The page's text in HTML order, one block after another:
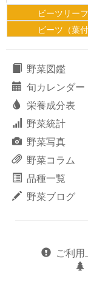
ビーツリー
ビーツ（葉付
野菜図鑑
旬カレンダー
栄養成分表
野菜統計
野菜写真
野菜コラム
品種一覧
野菜ブログ
ご利